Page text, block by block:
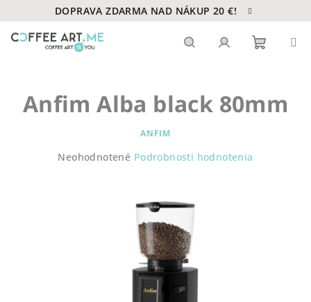
na
obsah
DOPRAVA ZDARMA NAD NÁKUP 20 €!
košík
Anfim Alba black 80mm
ANFIM
Priemerné
Neohodnotené Podrobnosti hodnotenia